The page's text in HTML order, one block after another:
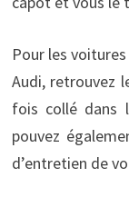
Pour les
Audi, retrouvez
fois collé dans
pouvez
d’entretien de